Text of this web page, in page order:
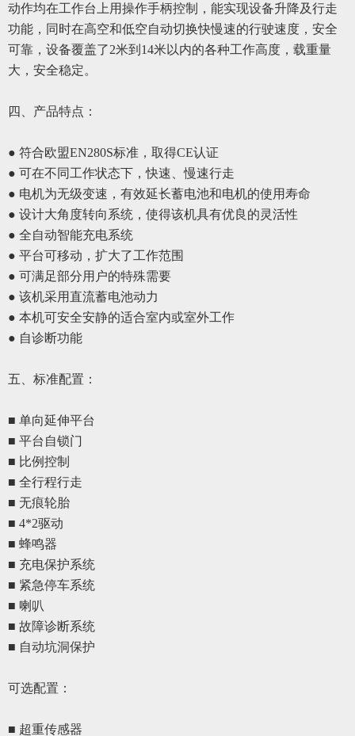
动作均在工作台上用操作手柄控制，能实现设备升降及行走
功能，同时在高空和低空自动切换快慢速的行驶速度，安全
可靠，设备覆盖了2米到14米以内的各种工作高度，载重量
大，安全稳定。
四、 产品特点：
● 符合欧盟EN280S标准，取得CE认证
● 可在不同工作状态下，快速、慢速行走
● 电机为无级变速，有效延长蓄电池和电机的使用寿命
● 设计大角度转向系统，使得该机具有优良的灵活性
● 全自动智能充电系统
● 平台可移动，扩大了工作范围
● 可满足部分用户的特殊需要
● 该机采用直流蓄电池动力
● 本机可安全安静的适合室内或室外工作
● 自诊断功能
五、 标准配置 ：
■ 单向延伸平台
■ 平台自锁门
■ 比例控制
■ 全行程行走
■ 无痕轮胎
■ 4*2驱动
■ 蜂鸣器
■ 充电保护系统
■ 紧急停车系统
■ 喇叭
■ 故障诊断系统
■ 自动坑洞保护
可选配置 ：
■ 超重传感器